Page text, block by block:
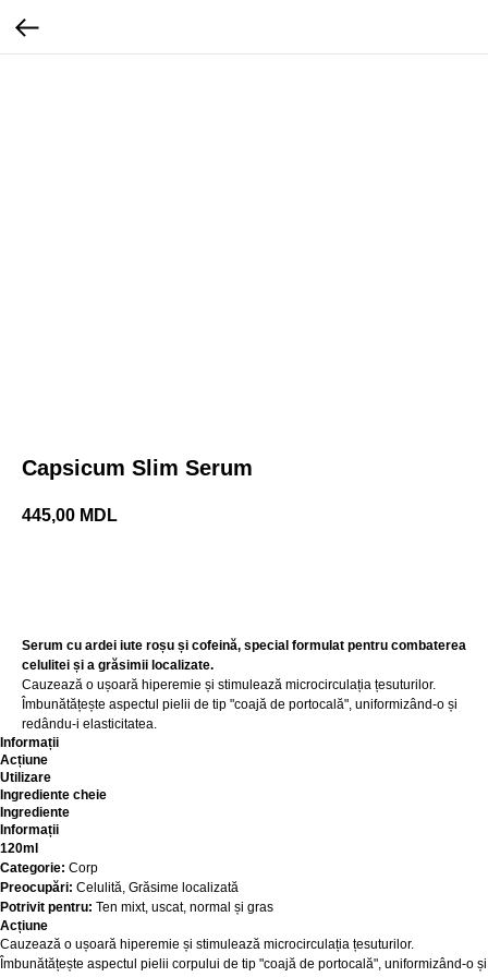
Capsicum Slim Serum
445,00 MDL
Serum cu ardei iute roșu și cofeină, special formulat pentru combaterea
celulitei și a grăsimii localizate.
Cauzează o ușoară hiperemie și stimulează microcirculația țesuturilor.
Îmbunătățește aspectul pielii de tip "coajă de portocală", uniformizând-o și
redându-i elasticitatea.
Informații
Acțiune
Utilizare
Ingrediente cheie
Ingrediente
Informații
120ml
Categorie: Corp
Preocupări: Celulită, Grăsime localizată
Potrivit pentru: Ten mixt, uscat, normal și gras
Acțiune
Cauzează o ușoară hiperemie și stimulează microcirculația țesuturilor.
Îmbunătățește aspectul pielii corpului de tip "coajă de portocală", uniformizând-o și